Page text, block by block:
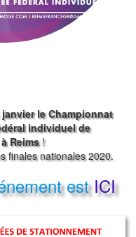
janvier le Championnat
individuel de
Reims!
finales nationales 2020.
estICI